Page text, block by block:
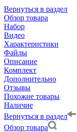
Вернуться в раздел
Обзор товара
Набор
Видео
Характеристики
Файлы
Описание
Комплект
Дополнительно
Отзывы
Похожие товары
Наличие
Вернуться в раздел
Обзор товара